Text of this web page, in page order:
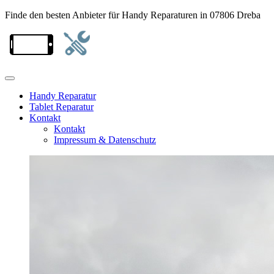
Finde den besten Anbieter für Handy Reparaturen in 07806 Dreba
Handy Reparatur
Tablet Reparatur
Kontakt
Kontakt
Impressum & Datenschutz